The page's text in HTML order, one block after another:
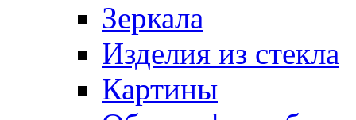
Зеркала
Изделия из стекла
Картины